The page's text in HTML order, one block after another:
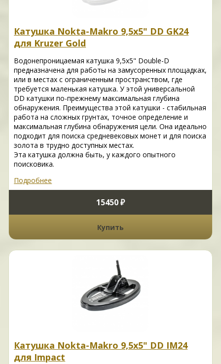
Катушка Nokta-Makro 9,5x5" DD GK24
для Kruzer Gold
Водонепроницаемая катушка 9,5x5" Double-D
предназначена для работы на замусоренных площадках,
или в местах с ограниченным пространством, где
требуется маленькая катушка. У этой универсальной
DD катушки по-прежнему максимальная глубина
обнаружения. Преимущества этой катушки - стабильная
работа на сложных грунтах, точное определение и
максимальная глубина обнаружения цели. Она идеально
подходит для поиска средневековых монет и для поиска
золота в трудно доступных местах.
Эта катушка должна быть, у каждого опытного
поисковика.
Подробнее
15450 ₽
Купить
Катушка Nokta-Makro 9,5x5" DD IM24
для Impact